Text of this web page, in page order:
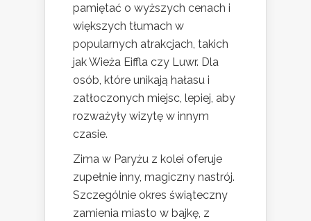
pamiętać o wyższych cenach i
większych tłumach w
popularnych atrakcjach, takich
jak Wieża Eiffla czy Luwr. Dla
osób, które unikają hałasu i
zatłoczonych miejsc, lepiej, aby
rozważyły wizytę w innym
czasie.
Zima w Paryżu z kolei oferuje
zupełnie inny, magiczny nastrój.
Szczególnie okres świąteczny
zamienia miasto w bajkę, z